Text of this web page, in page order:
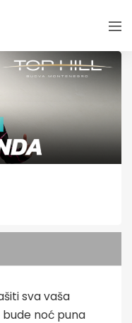
sva vaša
noć puna